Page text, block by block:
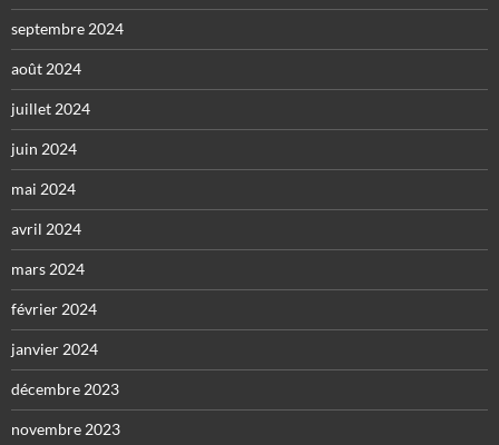
septembre 2024
août 2024
juillet 2024
juin 2024
mai 2024
avril 2024
mars 2024
février 2024
janvier 2024
décembre 2023
novembre 2023